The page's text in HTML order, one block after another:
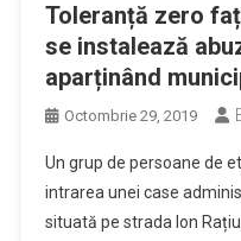
Toleranță zero
se instalează
aparținând
Octombrie 29, 2019
Un grup de persoane de
intrarea unei case
situată pe strada Ion